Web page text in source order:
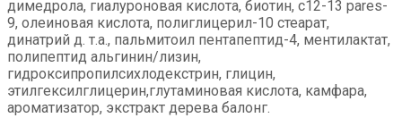
димедрола, гиалуроновая кислота, биотин, с12-13 pares-
9, олеиновая кислота, полиглицерил-10 стеарат,
динатрий д. т.а., пальмитоил пентапептид-4, ментилактат,
полипептид альгинин/лизин,
гидроксипропилсихлодекстрин, глицин,
этилгексилглицерин,глутаминовая кислота, камфара,
ароматизатор, экстракт дерева балонг.